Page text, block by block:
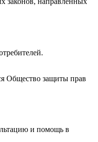
Общество защиты прав
и помощь в